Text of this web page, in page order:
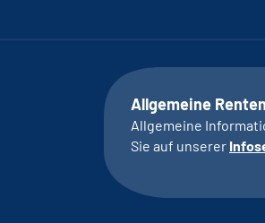
Allgemeine
Allgemeine
Sie auf unserer